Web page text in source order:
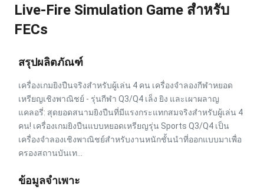
Live-Fire Simulation Game สําหรับ
FECs
สรุปผลิตภัณฑ์
เครื่องเกมยิงปืนจริงสำหรับผู้เล่น 4 คน เครื่องจำลองกีฬาหยอด
เหรียญเชิงพาณิชย์ - รุ่นกีฬา Q3/Q4 เล็ง ยิง และเผาผลาญ
แคลอรี่: สุดยอดสนามยิงปืนที่มีแรงกระแทกสมจริงสำหรับผู้เล่น 4
คน! เครื่องเกมยิงปืนแบบหยอดเหรียญรุ่น Sports Q3/Q4 เป็น
เครื่องจำลองเชิงพาณิชย์สำหรับงานหนักชั้นนำที่ออกแบบมาเพื่อ
ครองสถานบันเท...
ข้อมูลจำเพาะ